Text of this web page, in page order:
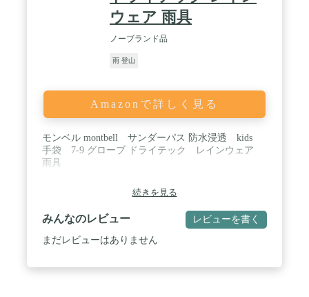
ウェア 雨具
ノーブランド品
雨 登山
Amazonで詳しく見る
モンベル montbell サンダーパス 防水浸透 kids
手袋 7-9 グローブ ドライテック レインウェア
雨具
続きを見る
みんなのレビュー レビューを書く
まだレビューはありません